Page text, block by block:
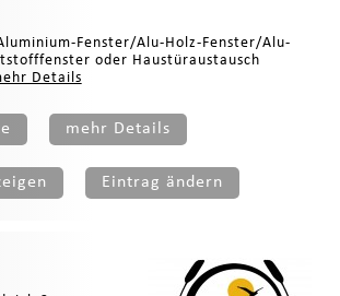
Fenster/Alu-Holz-Fenster/Alu-
oder Haustüraustausch
Details
mehr Details
Eintrag ändern